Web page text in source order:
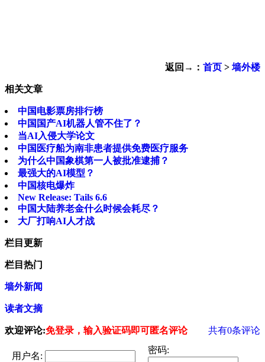
返回→： 首页 > 墙外楼
相关文章
中国电影票房排行榜
中国国产AI机器人管不住了？
当AI入侵大学论文
中国医疗船为南非患者提供免费医疗服务
为什么中国象棋第一人被批准逮捕？
最强大的AI模型？
中国核电爆炸
New Release: Tails 6.6
中国大陆养老金什么时候会耗尽？
大厂打响AI人才战
栏目更新
栏目热门
墙外新闻
读者文摘
欢迎评论:免登录，输入验证码即可匿名评论 共有0条评论
用户名:
密码: